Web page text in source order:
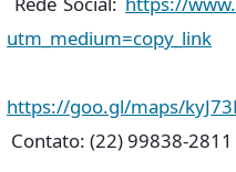
utm_medium=copy_link
https://goo.gl/maps/
Contato: (22) 99838-2811